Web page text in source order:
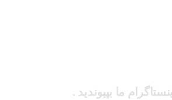
ما بپیوندید .